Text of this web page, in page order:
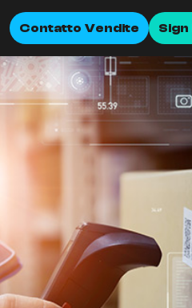
Contatto Vendite Sign